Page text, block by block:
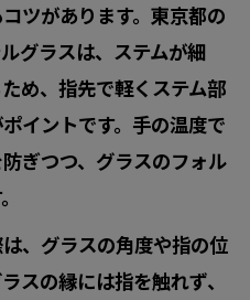
ツがあります。東京都の
グラスは、ステムが細
め、指先で軽くステム部
イントです。手の温度で
ぎつつ、グラスのフォル
、グラスの角度や指の位
スの縁には指を触れず、